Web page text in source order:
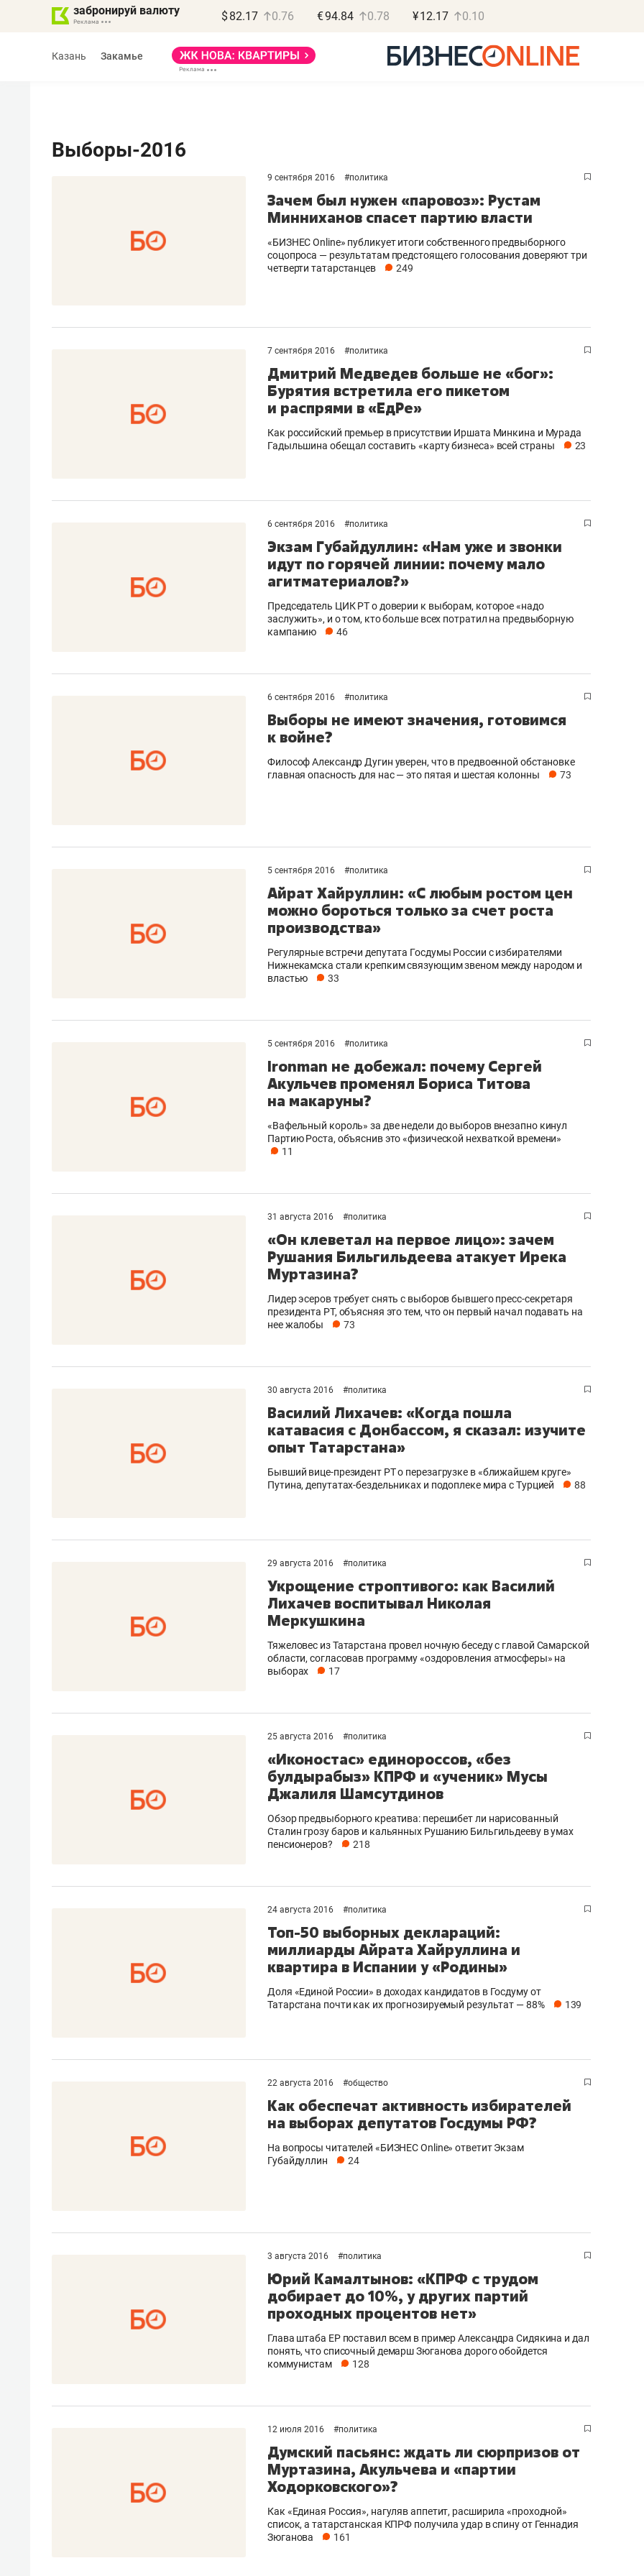
забронируй валюту $ 82.17 0.76 €94.84 0.78 ¥12.17 0.10
Казань Закамье
Выборы-2016
9 сентября 2016 #политика
Зачем был нужен «паровоз»: Рустам
Минниханов спасет партию власти
«БИЗНЕС Online» публикует итоги собственного предвыборного
соцопроса — результатам предстоящего голосования доверяют три
четверти татарстанцев
249
7 сентября 2016 #политика
Дмитрий Медведев больше не «бог»:
Бурятия встретила его пикетом
и распрями в «ЕдРе»
Как российский премьер в присутствии Иршата Минкина и Мурада
Гадыльшина обещал составить «карту бизнеса» всей страны
23
6 сентября 2016 #политика
Экзам Губайдуллин: «Нам уже и звонки
идут по горячей линии: почему мало
агитматериалов?»
Председатель ЦИК РТ о доверии к выборам, которое «надо
заслужить», и о том, кто больше всех потратил на предвыборную
кампанию
46
6 сентября 2016 #политика
Выборы не имеют значения, готовимся
к войне?
Философ Александр Дугин уверен, что в предвоенной обстановке
главная опасность для нас — это пятая и шестая колонны
73
5 сентября 2016 #политика
Айрат Хайруллин: «С любым ростом цен
можно бороться только за счет роста
производства»
Регулярные встречи депутата Госдумы России с избирателями
Нижнекамска стали крепким связующим звеном между народом и
властью
33
5 сентября 2016 #политика
Ironman не добежал: почему Сергей
Акульчев променял Бориса Титова
на макаруны?
«Вафельный король» за две недели до выборов внезапно кинул
Партию Роста, объяснив это «физической нехваткой времени»
11
31 августа 2016 #политика
«Он клеветал на первое лицо»: зачем
Рушания Бильгильдеева атакует Ирека
Муртазина?
Лидер эсеров требует снять с выборов бывшего пресс-секретаря
президента РТ, объясняя это тем, что он первый начал подавать на
нее жалобы
73
30 августа 2016 #политика
Василий Лихачев: «Когда пошла
катавасия с Донбассом, я сказал: изучите
опыт Татарстана»
Бывший вице-президент РТ о перезагрузке в «ближайшем круге»
Путина, депутатах-бездельниках и подоплеке мира с Турцией
88
29 августа 2016 #политика
Укрощение строптивого: как Василий
Лихачев воспитывал Николая
Меркушкина
Тяжеловес из Татарстана провел ночную беседу с главой Самарской
области, согласовав программу «оздоровления атмосферы» на
выборах
17
25 августа 2016 #политика
«Иконостас» единороссов, «без
булдырабыз» КПРФ и «ученик» Мусы
Джалиля Шамсутдинов
Обзор предвыборного креатива: перешибет ли нарисованный
Сталин грозу баров и кальянных Рушанию Бильгильдееву в умах
пенсионеров?
218
24 августа 2016 #политика
Топ-50 выборных деклараций:
миллиарды Айрата Хайруллина и
квартира в Испании у «Родины»
Доля «Единой России» в доходах кандидатов в Госдуму от
Татарстана почти как их прогнозируемый результат — 88%
139
22 августа 2016 #общество
Как обеспечат активность избирателей
на выборах депутатов Госдумы РФ?
На вопросы читателей «БИЗНЕС Online» ответит Экзам
Губайдуллин
24
3 августа 2016 #политика
Юрий Камалтынов: «КПРФ с трудом
добирает до 10%, у других партий
проходных процентов нет»
Глава штаба ЕР поставил всем в пример Александра Сидякина и дал
понять, что списочный демарш Зюганова дорого обойдется
коммунистам
128
12 июля 2016 #политика
Думский пасьянс: ждать ли сюрпризов от
Муртазина, Акульчева и «партии
Ходорковского»?
Как «Единая Россия», нагуляв аппетит, расширила «проходной»
список, а татарстанская КПРФ получила удар в спину от Геннадия
Зюганова
161
Василь Мазитов
«Не зная местных
правил, бизнес может
потерять минимум
«Готовые решения»
«Мне лучше
не заработать вообще,
чем потерять
клиентах и чудных запросах мастеров
«Мама
помогает
налогах и развитии без
Рекомендуем Рекомендуем
Психотерапевт «Фороса»:
«Директорский невроз» –
когда человек не считает
Дизайнер-прораб
Наседкина: «Ремонт